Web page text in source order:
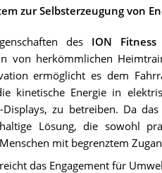
zur Selbsterzeugung von
des ION
von herkömmlichen
ermöglicht es dem
kinetische Energie in
Displays, zu betreiben. Da
Lösung, die sowohl
mit begrenztem
das Engagement für